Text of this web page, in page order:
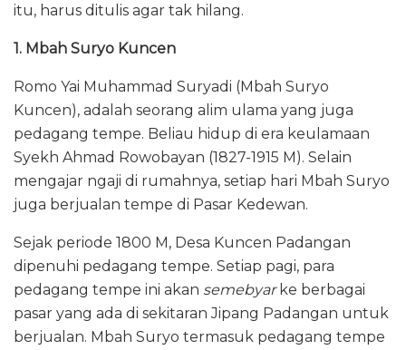
itu, harus ditulis agar tak hilang.
1. Mbah Suryo Kuncen
Romo Yai Muhammad Suryadi (Mbah Suryo
Kuncen), adalah seorang alim ulama yang juga
pedagang tempe. Beliau hidup di era keulamaan
Syekh Ahmad Rowobayan (1827-1915 M). Selain
mengajar ngaji di rumahnya, setiap hari Mbah Suryo
juga berjualan tempe di Pasar Kedewan.
Sejak periode 1800 M, Desa Kuncen Padangan
dipenuhi pedagang tempe. Setiap pagi, para
pedagang tempe ini akan semebyarke berbagai
pasar yang ada di sekitaran Jipang Padangan untuk
berjualan. Mbah Suryo termasuk pedagang tempe